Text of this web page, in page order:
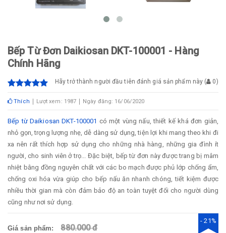
Bếp Từ Đơn Daikiosan DKT-100001 - Hàng
Chính Hãng
Hãy trở thành người đầu tiên đánh giá sản phẩm này ( 0)
Thích Lượt xem: 1987 Ngày đăng: 16/06/2020
Bếp từ Daikiosan DKT-100001 có một vùng nấu, thiết kế khá đơn giản,
nhỏ gọn, trọng lượng nhẹ, dễ dàng sử dụng, tiện lợi khi mang theo khi đi
xa nên rất thích hợp sử dụng cho những nhà hàng, những gia đình ít
người, cho sinh viên ở trọ... Đặc biệt, bếp từ đơn này được trang bị mâm
nhiệt bằng đồng nguyên chất với các bo mạch được phủ lớp chống ẩm,
chống oxi hóa vừa giúp cho bếp nấu ăn nhanh chóng, tiết kiệm được
nhiều thời gian mà còn đảm bảo độ an toàn tuyệt đối cho người dùng
cũng như nơi sử dụng.
Giá sản phẩm: 880.000 đ
- 21%